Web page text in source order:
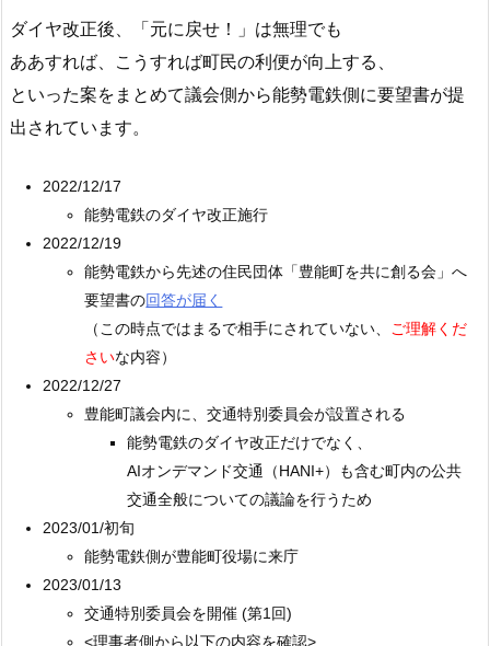
ダイヤ改正後、「元に戻せ！」は無理でも
ああすれば、こうすれば町民の利便が向上する、
といった案をまとめて議会側から能勢電鉄側に要望書が提
出されています。
2022/12/17
能勢電鉄のダイヤ改正施行
2022/12/19
能勢電鉄から先述の住民団体「豊能町を共に創る会」へ
要望書の回答が届く
（この時点ではまるで相手にされていない、 ご理解くだ
さいな内容）
2022/12/27
豊能町議会内に、交通特別委員会が設置される
能勢電鉄のダイヤ改正だけでなく、
AIオンデマンド交通（HANI+）も含む町内の公共
交通全般についての議論を行うため
2023/01/初旬
能勢電鉄側が豊能町役場に来庁
2023/01/13
交通特別委員会を開催 (第1回)
<理事者側から以下の内容を確認>